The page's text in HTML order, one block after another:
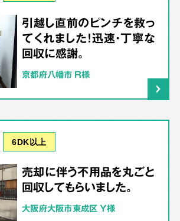
引越し直前のピンチを救っ
てくれました！迅速・丁寧な
回収に感謝。
京都府八幡市 R様
6DK以上
売却に伴う不用品を丸ごと
回収してもらいました。
大阪府大阪市東成区 Y様